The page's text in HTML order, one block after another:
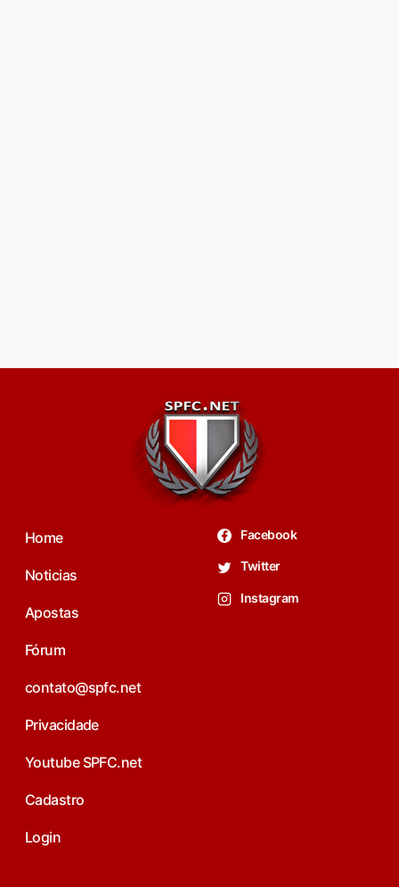
Home
Noticias
Apostas
Fórum
contato@spfc.net
Privacidade
Youtube SPFC.net
Cadastro
Login
Facebook
Twitter
Instagram